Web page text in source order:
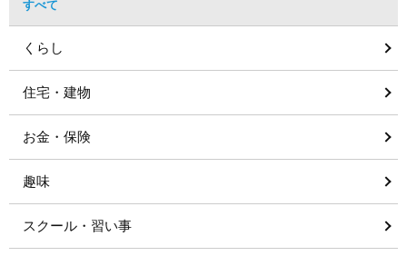
すべて
くらし
住宅・建物
お金・保険
趣味
スクール・習い事